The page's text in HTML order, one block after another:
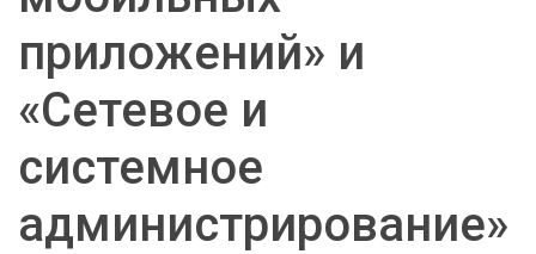
приложений» и
«Сетевое и
системное
администрирование»